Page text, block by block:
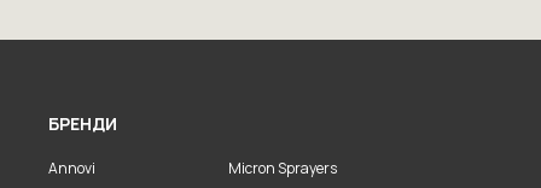
БРЕНДИ
Annovi
Micron Sprayers